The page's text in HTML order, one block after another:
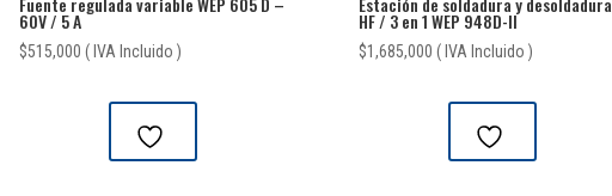
60V / 5 A
$515,000 ( IVA Incluido )
HF / 3 en 1 WEP 948D-II
$1,685,000 ( IVA Incluido )